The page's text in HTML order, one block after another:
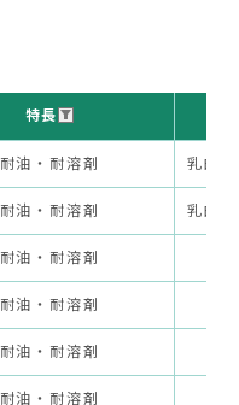
特長
耐油・耐溶剤 乳白
耐油・耐溶剤 乳白
耐油・耐溶剤
耐油・耐溶剤
耐油・耐溶剤
耐油・耐溶剤